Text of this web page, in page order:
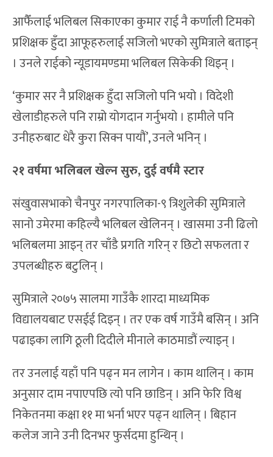
आफैँलाई भलिबल सिकाएका कुमार राई नै कर्णाली टिमको
प्रशिक्षक हुँदा आफूहरुलाई सजिलो भएको सुमित्राले बताइन्
। उनले राईको न्यूडायमण्डमा भलिबल सिकेकी थिइन् ।
‘कुमार सर नै प्रशिक्षक हुँदा सजिलो पनि भयो । विदेशी
खेलाडीहरुले पनि राम्रो योगदान गर्नुभयो । हामीले पनि
उनीहरुबाट धेरै कुरा सिक्न पायौं’, उनले भनिन् ।
२१ वर्षमा भलिबल खेल्न सुरु, दुई वर्षमै स्टार
संखुवासभाको चैनपुर नगरपालिका-९ त्रिशुलेकी सुमित्राले
सानो उमेरमा कहिल्यै भलिबल खेलिनन् । खासमा उनी ढिलो
भलिबलमा आइन् तर चाँडै प्रगति गरिन् र छिटो सफलता र
उपलब्धीहरु बटुलिन् ।
सुमित्राले २०७५ सालमा गाउँकै शारदा माध्यमिक
विद्यालयबाट एसईई दिइन् । तर एक वर्ष गाउँमै बसिन् । अनि
पढाइका लागि ठूली दिदीले मीनाले काठमाडौं ल्याइन् ।
तर उनलाई यहाँ पनि पढ्न मन लागेन । काम थालिन् । काम
अनुसार दाम नपाएपछि त्यो पनि छाडिन् । अनि फेरि विश्व
निकेतनमा कक्षा ११ मा भर्ना भएर पढ्न थालिन् । बिहान
कलेज जाने उनी दिनभर फुर्सदमा हुन्थिन् ।